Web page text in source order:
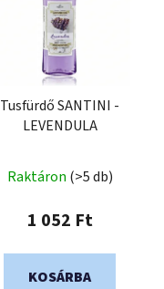
Tusfürdő SANTINI -
LEVENDULA
Raktáron (>5 db)
1 052 Ft
KOSÁRBA